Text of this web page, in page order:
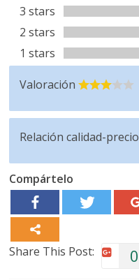
3 stars
2 stars
1 stars
Valoración
Relación calidad-precio
Compártelo
Share This Post: 0